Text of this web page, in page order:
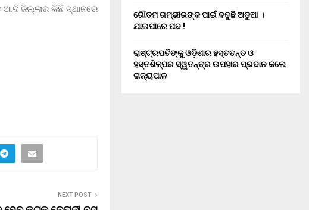
ଆଦି ଜିଲ୍ଲାର କିଛି ସ୍ଥାନରେ
NEXT POST
ଗୌତମ ଗମ୍ଭୀରଙ୍କ ପାଇଁ ବଢୁଛି ଅଡୁଆ ।
ଯାଇପାରେ ପଦ !
ରାଷ୍ଟ୍ରପତିଙ୍କୁ ଓଡ଼ିଶାର ହସ୍ତତନ୍ତ ଓ
ହସ୍ତଶିଳ୍ପର ସ୍ୱତନ୍ତ୍ର ଉପହାର ପ୍ରଦାନ କଲେ
ରାଜ୍ୟପାଳ